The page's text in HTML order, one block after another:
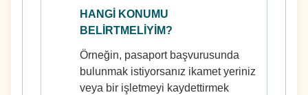
HANGI KONUMU
BELIRTMELIYIM?
Örneğin, pasaport başvurusunda
bulunmak istiyorsanız ikamet yeriniz
veya bir işletmeyi kaydettirmek